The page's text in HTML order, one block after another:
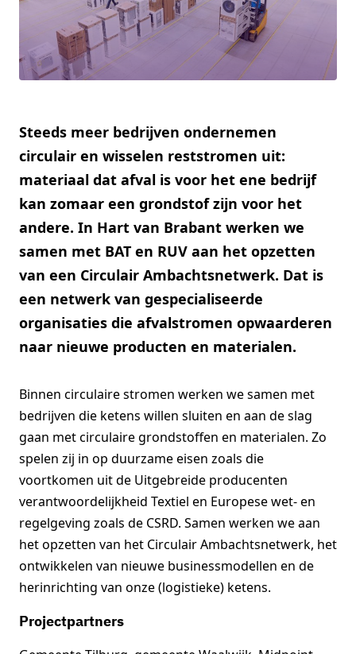
Steeds meer bedrijven ondernemen
circulair en wisselen reststromen uit:
materiaal dat afval is voor het ene bedrijf
kan zomaar een grondstof zijn voor het
andere. In Hart van Brabant werken we
samen met BAT en RUV aan het opzetten
van een Circulair Ambachtsnetwerk. Dat is
een netwerk van gespecialiseerde
organisaties die afvalstromen opwaarderen
naar nieuwe producten en materialen.
Binnen circulaire stromen werken we samen met
bedrijven die ketens willen sluiten en aan de slag
gaan met circulaire grondstoffen en materialen. Zo
spelen zij in op duurzame eisen zoals die
voortkomen uit de Uitgebreide producenten
verantwoordelijkheid Textiel en Europese wet- en
regelgeving zoals de CSRD. Samen werken we aan
het opzetten van het Circulair Ambachtsnetwerk, het
ontwikkelen van nieuwe businessmodellen en de
herinrichting van onze (logistieke) ketens.
Projectpartners